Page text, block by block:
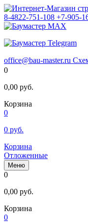
8-4822-751-108 +7-905-
office@bau-master.ru
0
0,00 руб.
Корзина
0
0 руб.
Корзина
Отложенные
Меню
0
0,00 руб.
Корзина
0